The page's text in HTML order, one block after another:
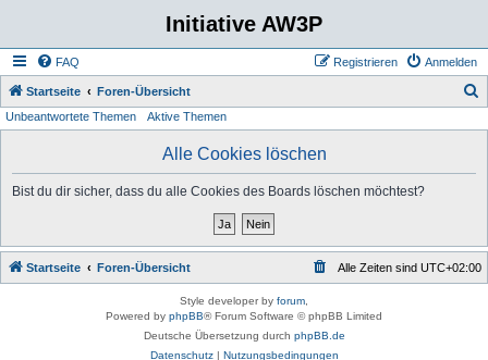
Initiative AW3P
FAQ Anmelden
Registrieren
Startseite Foren-Übersicht
Unbeantwortete Themen Aktive Themen
Alle Cookies löschen
Bist du dir sicher, dass du alle Cookies des Boards löschen möchtest?
Startseite Foren-Übersicht Alle Zeiten sind UTC+02:00
Style developer by forum
Powered by phpBB® Forum Software © phpBB Limited
Deutsche Übersetzung durch phpBB.de
Datenschutz| Nutzungsbedingungen